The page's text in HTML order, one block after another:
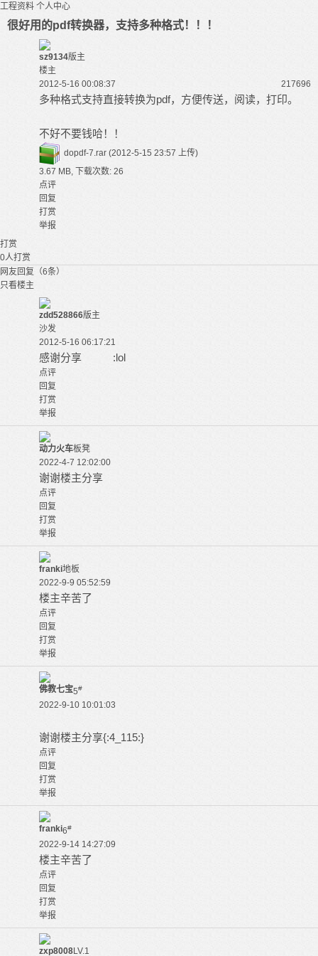
工程资料 个人中心
很好用的pdf转换器，支持多种格式！！！
sz9134版主
楼主
2012-5-16 00:08:37
217696
多种格式支持直接转换为pdf，方便传送，阅读，打印。
不好不要钱哈！！
dopdf-7.rar (2012-5-15 23:57 上传)
3.67 MB, 下载次数: 26
点评
回复
打赏
举报
打赏
0人打赏
网友回复（6条）
只看楼主
zdd528866版主
沙发
2012-5-16 06:17:21
感谢分享 :lol
点评
回复
打赏
举报
动力火车板凳
2022-4-7 12:02:00
谢谢楼主分享
点评
回复
打赏
举报
franki地板
2022-9-9 05:52:59
楼主辛苦了
点评
回复
打赏
举报
佛教七宝5#
2022-9-10 10:01:03
谢谢楼主分享{:4_115:}
点评
回复
打赏
举报
franki6#
2022-9-14 14:27:09
楼主辛苦了
点评
回复
打赏
举报
zxp8008LV.1